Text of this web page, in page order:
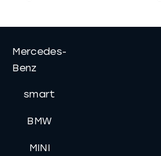
Mercedes-
Benz
smart
BMW
MINI